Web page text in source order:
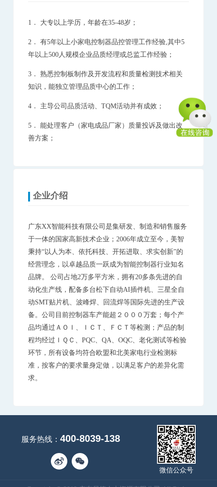
1． 大专以上学历，年龄在35-48岁；
2． 有5年以上小家电控制器品控管理工作经验,其中5
年以上500人规模企业品质经理或总监工作经验；
3．
熟悉控制板制作及开发流程和质量检测技术相关
知识，能独立管理品质中心的工作；
4． 主导公司品质活动、TQM活动并有成效；
5． 能处理客户 （家电成品厂家） 质量投诉及做出改
善方案 ；
企业介绍
广东XX智能科技有限公司是集研发、制造和销售服务
于一体的国家高新技术企业；2006年成立至今，美智
秉持“以人为本、依托科技、开拓进取、求实创新”的
经营理念，以卓越品质一跃成为智能控制器行业知名
品牌。 公司占地2万多平方米，拥有20多条先进的自
动化生产线，配备多台松下自动AI插件机、三星全自
动SMT贴片机、波峰焊、回流焊等国际先进的生产设
备。公司目前控制器车产能超２０００万套；每个产
品均通过ＡＯＩ、ＩＣＴ、ＦＣＴ等检测；产品的制
程均经过ＩＱＣ、PQC、QA、OQC、老化测试等检验
环节，所有设备均符合欧盟和北美家电行业检测标
准，按客户的要求量身定做，以满足客户的差异化需
求。
微信公众号
服务热线：400-8039-138